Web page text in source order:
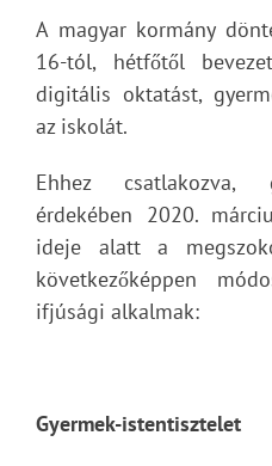
A magyar kormány
16-tól, hétfőtől
digitális oktatást,
az iskolát.
Ehhez csatlakozva,
érdekében 2020.
ideje alatt a
következőképpen
ifjúsági alkalmak:
Gyermek-istentisztelet